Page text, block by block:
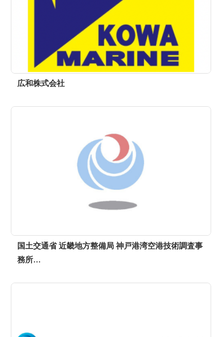
広和株式会社
国土交通省 近畿地方整備局 神戸港湾空港技術調査事
務所…